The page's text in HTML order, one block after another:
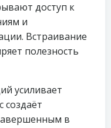
доступ к
и
Встраивание
полезность
усиливает
создаёт
в